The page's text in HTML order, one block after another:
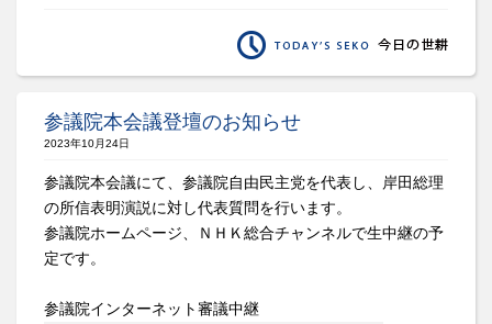
参議院本会議登壇のお知らせ
2023年10月24日
参議院本会議にて、参議院自由民主党を代表し、岸田総理
の所信表明演説に対し代表質問を行います。
参議院ホームページ、ＮＨＫ総合チャンネルで生中継の予
定です。
参議院インターネット審議中継